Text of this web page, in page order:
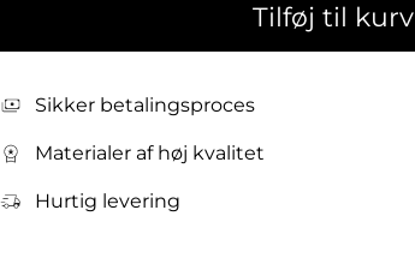
Tilføj til kurv
Sikker betalingsproces
Materialer af høj kvalitet
Hurtig levering